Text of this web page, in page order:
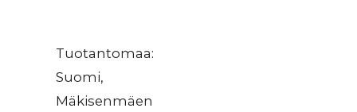
Tuotantomaa:
Suomi,
Mäkisenmäen